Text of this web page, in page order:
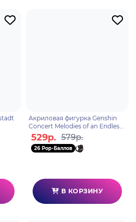
Акриловая фигурка Genshin
Concert Melodies of an Endless
Journey Ningguang
6974096538744
529р. 579р.
26 Pop-Баллов
В КОРЗИНУ